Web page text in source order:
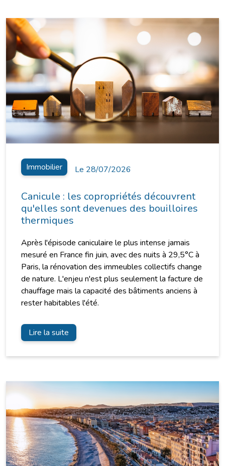
Immobilier Le 28/07/2026
Canicule : les copropriétés découvrent
qu'elles sont devenues des bouilloires
thermiques
Après l'épisode caniculaire le plus intense jamais
mesuré en France fin juin, avec des nuits à 29,5°C à
Paris, la rénovation des immeubles collectifs change
de nature. L'enjeu n'est plus seulement la facture de
chauffage mais la capacité des bâtiments anciens à
rester habitables l'été.
Lire la suite